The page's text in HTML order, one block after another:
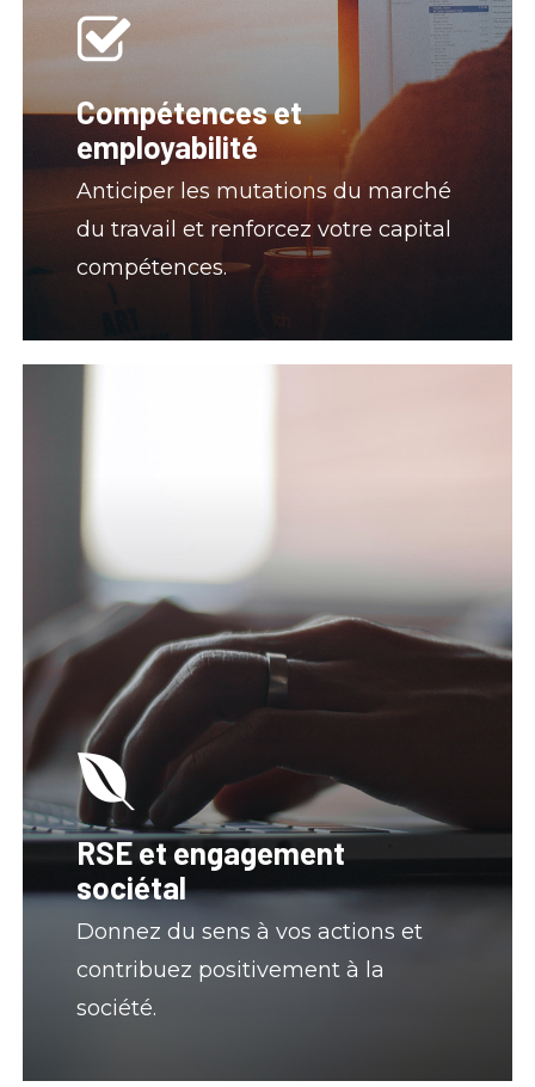
Compétences et
employabilité
Anticiper les mutations du marché
du travail et renforcez votre capital
compétences.
RSE et engagement
sociétal
Donnez du sens à vos actions et
contribuez positivement à la
société.